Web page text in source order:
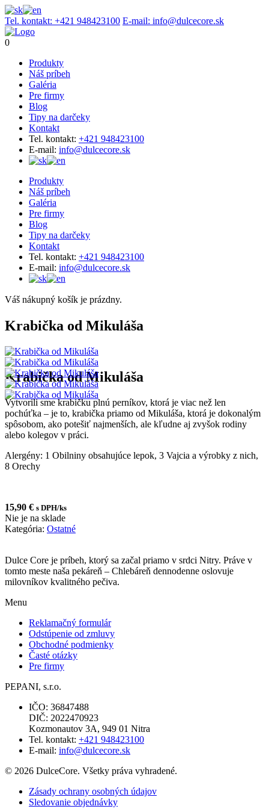
Tel. kontakt: +421 948423100 E-mail: info@dulcecore.sk
0
Produkty
Náš príbeh
Galéria
Pre firmy
Blog
Tipy na darčeky
Kontakt
Tel. kontakt: +421 948423100
E-mail: info@dulcecore.sk
Produkty
Náš príbeh
Galéria
Pre firmy
Blog
Tipy na darčeky
Kontakt
Tel. kontakt: +421 948423100
E-mail: info@dulcecore.sk
Váš nákupný košík je prázdny.
Krabička od Mikuláša
Krabička od Mikuláša
Vytvorili sme krabičku plnú perníkov, ktorá je viac než len
pochúťka – je to, krabička priamo od Mikuláša, ktorá je dokonalým
spôsobom, ako potešiť najmenších, ale kľudne aj zvyšok rodiny
alebo kolegov v práci.
Alergény: 1 Obilniny obsahujúce lepok, 3 Vajcia a výrobky z nich,
8 Orechy
15,90 € s DPH/ks
Nie je na sklade
Kategória: Ostatné
Dulce Core je príbeh, ktorý sa začal priamo v srdci Nitry. Práve v
tomto meste naša pekáreň – Chlebáreň dennodenne oslovuje
milovníkov kvalitného pečiva.
Menu
Reklamačný formulár
Odstúpenie od zmluvy
Obchodné podmienky
Časté otázky
Pre firmy
PEPANI, s.r.o.
IČO: 36847488
DIČ: 2022470923
Kozmonautov 3A, 949 01 Nitra
Tel. kontakt: +421 948423100
E-mail: info@dulcecore.sk
© 2026 DulceCore. Všetky práva vyhradené.
Zásady ochrany osobných údajov
Sledovanie objednávky